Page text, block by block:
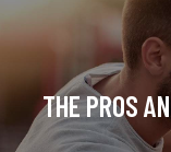
THE PROS